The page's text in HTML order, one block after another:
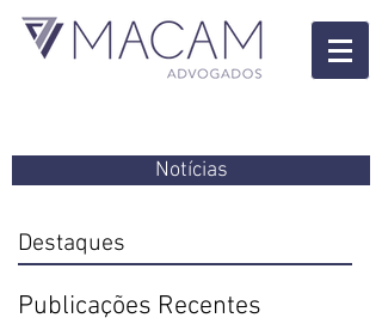
Destaques
Publicações Recentes
Notícias